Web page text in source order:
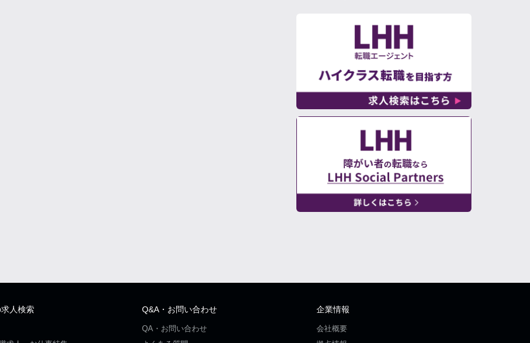
人検索 Q&A・お問い合わせ
QA・お問い合わせ
企業情報
会社概要